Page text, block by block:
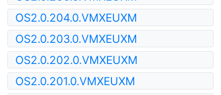
OS2.0.204.0.VMXEUXM
OS2.0.203.0.VMXEUXM
OS2.0.202.0.VMXEUXM
OS2.0.201.0.VMXEUXM